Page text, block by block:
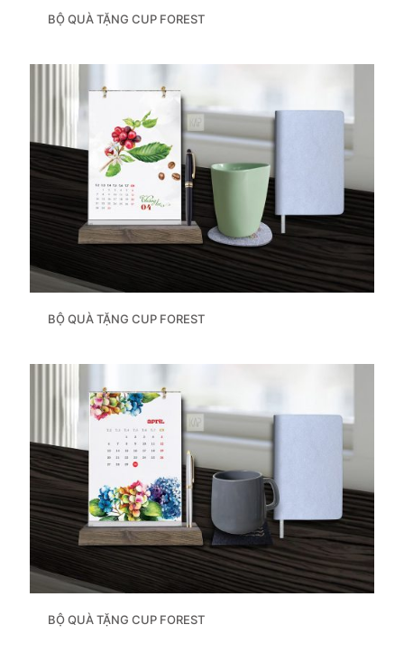
BỘ QUÀ TẶNG CUP FOREST
BỘ QUÀ TẶNG CUP FOREST
BỘ QUÀ TẶNG CUP FOREST